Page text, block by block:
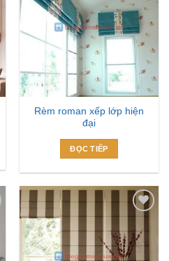
Add to
Wishlist
Rèm roman xếp lớp hiện
đại
ĐỌC TIẾP
Add to
Wishlist